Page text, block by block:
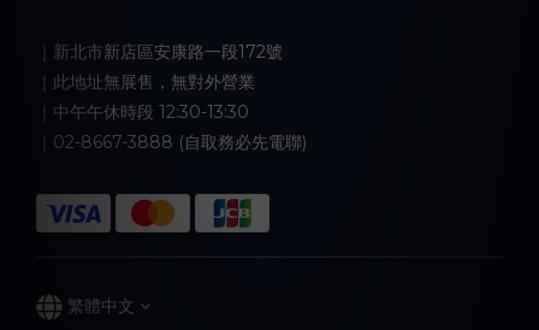
｜新北市新店區安康路一段172號
｜此地址無展售，無對外營業
｜中午午休時段 12:30-13:30
｜02-8667-3888 (自取務必先電聯)
繁體中文